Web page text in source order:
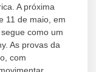
A próxima
11 de maio, em
como um
As provas da
com